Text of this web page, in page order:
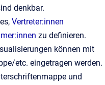
denkbar.
Vertreter:innen
zu definieren.
können mit
etc. eingetragen werden.
und